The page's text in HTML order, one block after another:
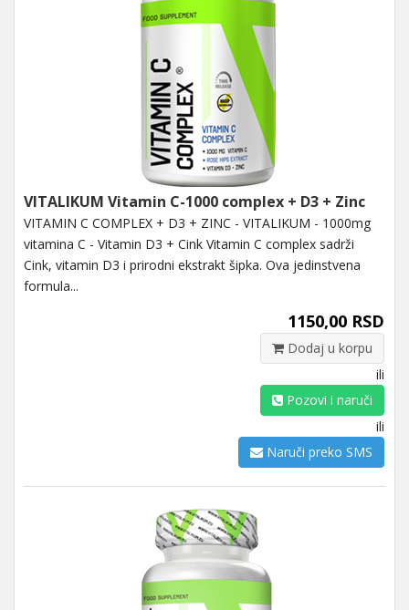
VITALIKUM Vitamin C-1000 complex + D3 + Zinc
VITAMIN C COMPLEX + D3 + ZINC - VITALIKUM - 1000mg
vitamina C - Vitamin D3 + Cink Vitamin C complex sadrži
Cink, vitamin D3 i prirodni ekstrakt šipka. Ova jedinstvena
formula...
1150,00 RSD
Dodaj u korpu
ili
Pozovi i naruči
ili
Naruči preko SMS